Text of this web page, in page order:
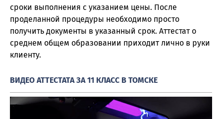
сроки выполнения с указанием цены. После
проделанной процедуры необходимо просто
получить документы в указанный срок. Аттестат о
среднем общем образовании приходит лично в руки
клиенту.
ВИДЕО АТТЕСТАТА ЗА 11 КЛАСС В ТОМСКЕ